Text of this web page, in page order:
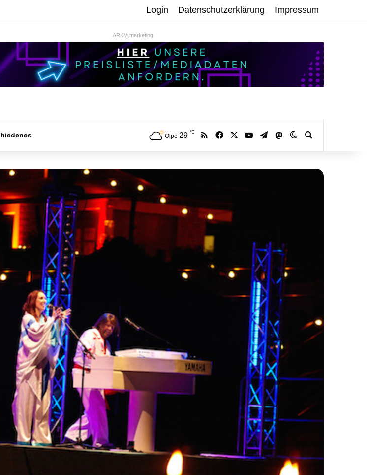
Login Datenschutzerklärung Impressum
ARKM.marketing
Olpe 29 ℃ RSS Facebook YouTubeTelegramMastodonSkin umschalten